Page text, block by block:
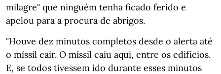
milagre" que ninguém tenha ficado ferido e
apelou para a procura de abrigos.
"Houve dez minutos completos desde o alerta até
o míssil cair. O míssil caiu aqui, entre os edifícios.
E, se todos tivessem ido durante esses minutos